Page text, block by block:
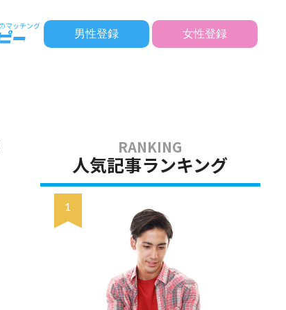
男性登録 女性登録
人気記事ランキング